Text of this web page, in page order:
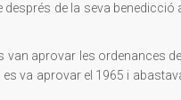
de la seva benedicció
van aprovar les ordenances del
es va aprovar el 1965 i